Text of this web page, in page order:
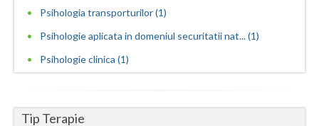
Mures
Neamt
Olt
Psihologia transporturilor (1)
Psihologie aplicata in domeniul securitatii nat... (1)
Psihologie clinica (1)
Tip Terapie